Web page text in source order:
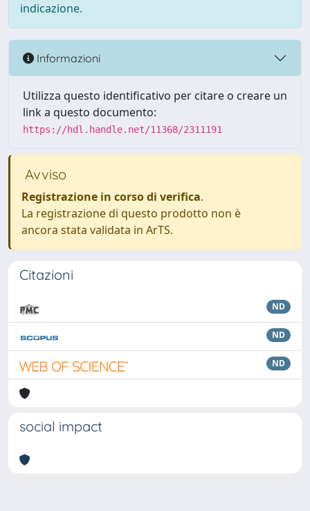
indicazione.
Informazioni
Utilizza questo identificativo per citare o creare un
link a questo documento:
https://hdl.handle.net/11368/2311191
Avviso
Registrazione in corso di verifica.
La registrazione di questo prodotto non è
ancora stata validata in ArTS.
Citazioni
ND
ND
ND
social impact